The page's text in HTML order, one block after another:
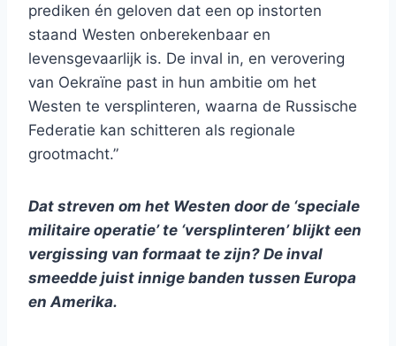
prediken én geloven dat een op instorten
staand Westen onberekenbaar en
levensgevaarlijk is. De inval in, en verovering
van Oekraïne past in hun ambitie om het
Westen te versplinteren, waarna de Russische
Federatie kan schitteren als regionale
grootmacht.”
Dat streven om het Westen door de ‘speciale
militaire operatie’ te ‘versplinteren’ blijkt een
vergissing van formaat te zijn? De inval
smeedde juist innige banden tussen Europa
en Amerika.